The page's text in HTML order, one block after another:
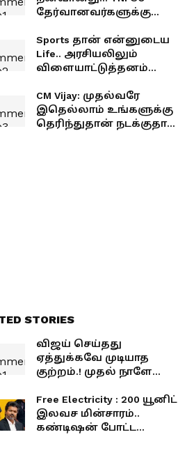
தேர்வானவர்களுக்கு
Sports தான் என்னுடைய
Life.. அரசியலிலும்
விளையாட்டுத்தனம்
அமைச்சர் ஆதவ்
அர்ஜுனா
CM Vijay: முதல்வரே
இதெல்லாம் உங்களுக்கு
தெரிந்துதான் நடக்குதா?
STORIES
விஜய் செய்தது
ஏத்துக்கவே முடியாத
குற்றம்.! முதல் நாளே
கடுமையாக விமர்சித்த
வேல்முருகன்.!
Free Electricity : 200 யூனிட்
இலவச மின்சாரம்..
கண்டிஷன் போட்ட